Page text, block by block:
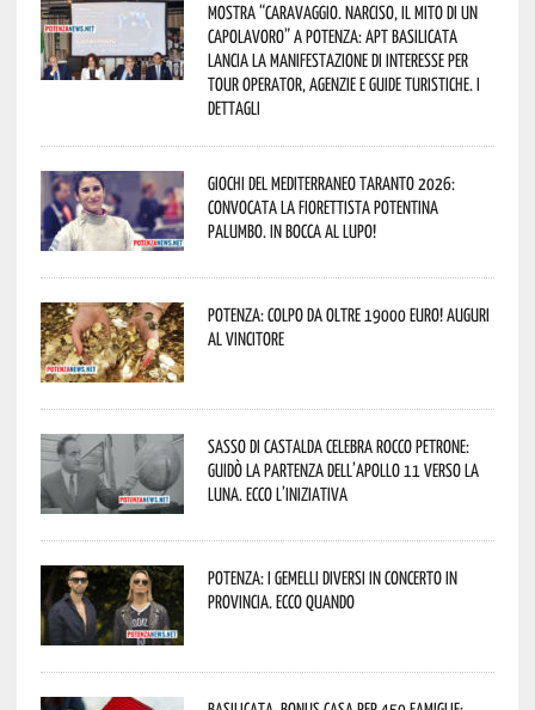
Mostra “Caravaggio. Narciso, il mito di un
capolavoro” a Potenza: APT Basilicata
lancia la manifestazione di interesse per
Tour Operator, Agenzie e Guide Turistiche. I
dettagli
Giochi del Mediterraneo Taranto 2026:
convocata la fiorettista potentina
Palumbo. In bocca al lupo!
Potenza: colpo da oltre 19000 Euro! Auguri
al vincitore
Sasso di Castalda celebra Rocco Petrone:
guidò la partenza dell’Apollo 11 verso la
Luna. Ecco l’iniziativa
Potenza: i Gemelli DiVersi in concerto in
provincia. Ecco quando